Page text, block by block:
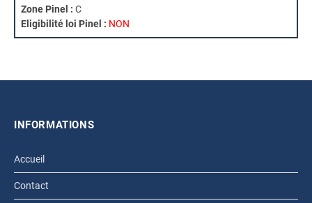
Zone Pinel : C
Eligibilité loi Pinel : NON
INFORMATIONS
Accueil
Contact